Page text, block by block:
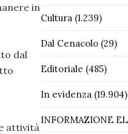
in
dal
attività
Cultura(1.239)
Dal Cenacolo(29)
Editoriale (485)
In evidenza(19.904)
INFORMAZIONE